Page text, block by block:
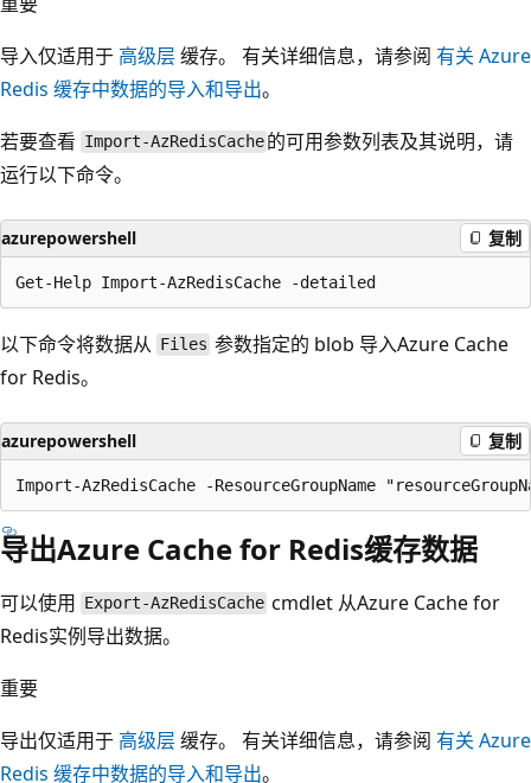
导入仅适用于 高级层 缓存。 有关详细信息，请参阅 有关 Azure
Redis 缓存中数据的导入和导出。
若要查看 Import-AzRedisCache 的可用参数列表及其说明，请
运行以下命令。
azurepowershell 复制
以下命令将数据从 Files 参数指定的 blob 导入Azure Cache
for Redis。
azurepowershell 复制
导出Azure Cache for Redis缓存数据
可以使用 Export-AzRedisCache cmdlet 从Azure Cache for
Redis实例导出数据。
重要
导出仅适用于 高级层 缓存。 有关详细信息，请参阅 有关 Azure
Redis 缓存中数据的导入和导出。